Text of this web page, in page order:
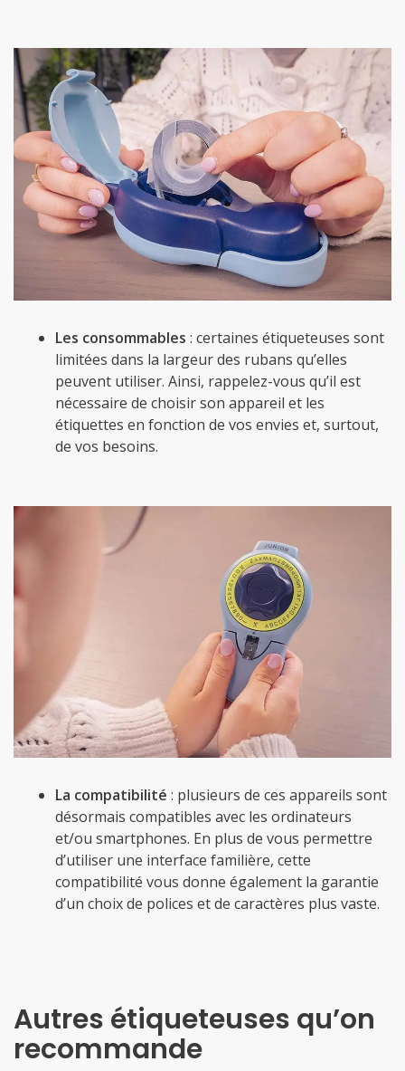
Les consommables : certaines étiqueteuses sont
limitées dans la largeur des rubans qu’elles
peuvent utiliser. Ainsi, rappelez-vous qu’il est
nécessaire de choisir son appareil et les
étiquettes en fonction de vos envies et, surtout,
de vos besoins.
La compatibilité : plusieurs de ces appareils sont
désormais compatibles avec les ordinateurs
et/ou smartphones. En plus de vous permettre
d’utiliser une interface familière, cette
compatibilité vous donne également la garantie
d’un choix de polices et de caractères plus vaste.
Autres étiqueteuses qu’on
recommande